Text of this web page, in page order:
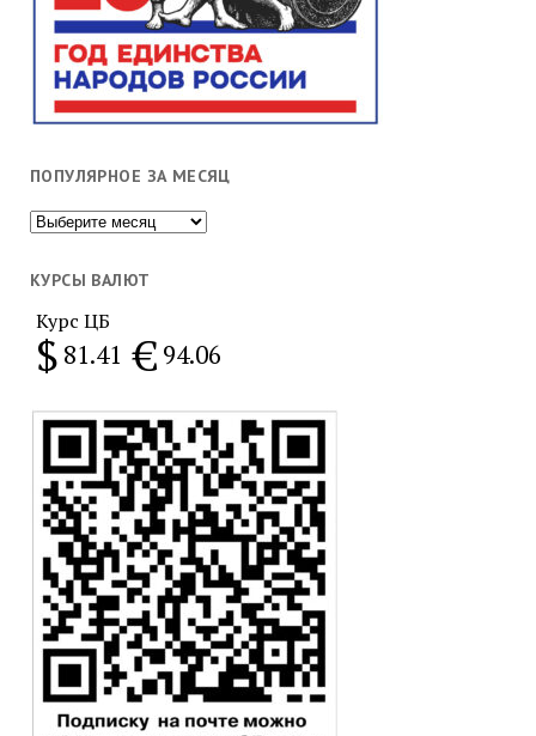
ПОПУЛЯРНОЕ ЗА МЕСЯЦ
Популярное
месяц
КУРСЫ ВАЛЮТ
Курс ЦБ
$ 81.41 € 94.06